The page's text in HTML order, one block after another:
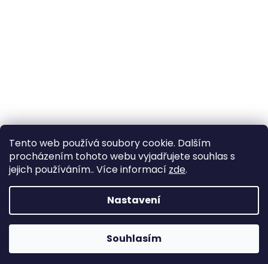
Tento web používá soubory cookie. Dalším
procházením tohoto webu vyjadřujete souhlas s
jejich používáním.. Více informací zde.
Nastavení
Souhlasím
Vytvořil Shoptet
Copyright 2026YachtNet shop. Všechna práva
vyhrazena.